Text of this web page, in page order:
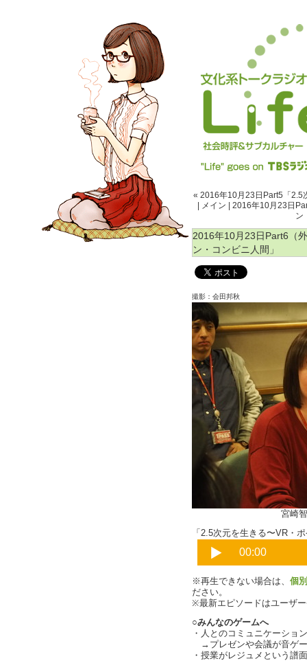
« 2016年10月23日Part5「2.5
メイン
2016年10月23日
ン
2016年10月23日Part6（
ン・コンビニ人間」
撮影：会田邦秋
宮崎智之さん
「2.5次元を生きる〜VR・
※再生できない場合は、 個
ださい。
※最新エピソードはユーザ
○みんなのゲームへ
・人とのコミュニケーショ
→プレゼンや会議が音ゲ
・授業がレジュメという譜